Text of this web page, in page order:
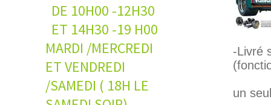
DE 10H00 -12H30
ET 14H30 -19 H00
MARDI /MERCREDI
ET VENDREDI
/SAMEDI ( 18H LE
-Livré
un